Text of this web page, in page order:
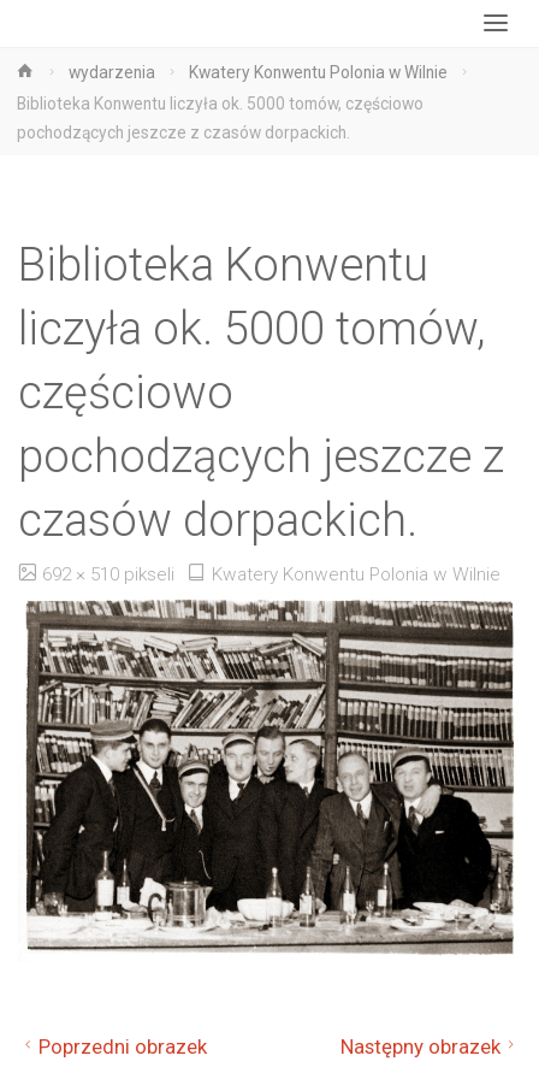
Strona
główna
wydarzenia
Kwatery Konwentu Polonia w Wilnie
Biblioteka Konwentu liczyła ok. 5000 tomów, częściowo
pochodzących jeszcze z czasów dorpackich.
Biblioteka Konwentu
liczyła ok. 5000 tomów,
częściowo
pochodzących jeszcze z
czasów dorpackich.
Pełny
rozmiar
692 × 510 pikseli Kwatery Konwentu Polonia w Wilnie
Poprzedni obrazek Następny obrazek